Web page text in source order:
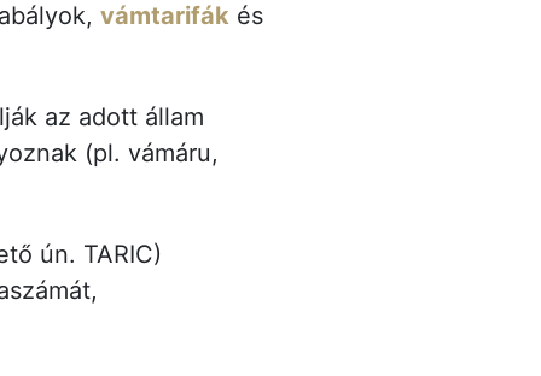
vámtarifákés
az adott állam
(pl. vámáru,
ún. TARIC)